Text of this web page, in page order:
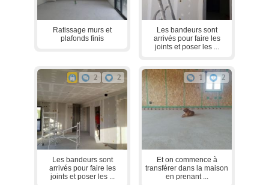
Ratissage murs et
plafonds finis
Les bandeurs sont
arrivés pour faire les
joints et poser les ...
2 2
Les bandeurs sont
arrivés pour faire les
joints et poser les ...
1 2
Et on commence à
transférer dans la maison
en prenant ...